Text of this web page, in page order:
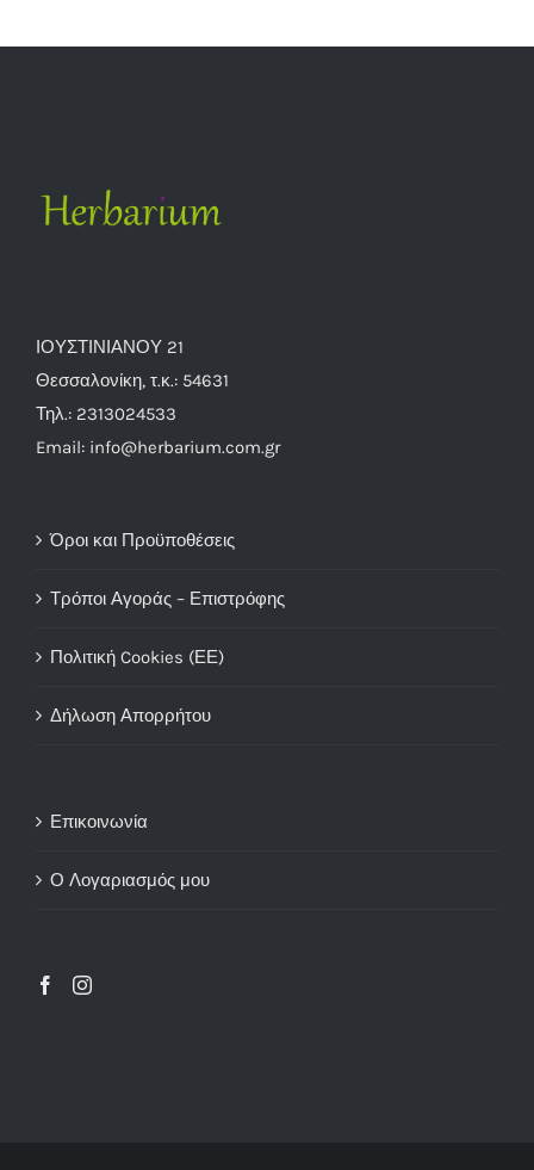
ΙΟΥΣΤΙΝΙΑΝΟΥ 21
Θεσσαλονίκη, τ.κ.: 54631
Τηλ.: 2313024533
Email: info@herbarium.com.gr
Όροι και Προϋποθέσεις
Τρόποι Αγοράς – Επιστρόφης
Πολιτική Cookies (ΕΕ)
Δήλωση Απορρήτου
Επικοινωνία
Ο Λογαριασμός μου